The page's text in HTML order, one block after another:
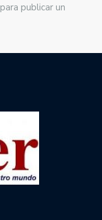
para publicar un